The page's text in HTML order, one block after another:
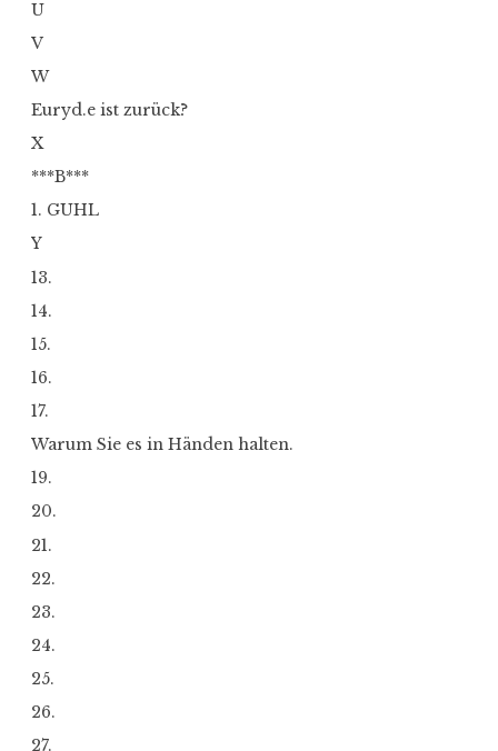
U
V
W
Euryd.e ist zurück?
X
***B***
1. GUHL
Y
13.
14.
15.
16.
17.
Warum Sie es in Händen halten.
19.
20.
21.
22.
23.
24.
25.
26.
27.